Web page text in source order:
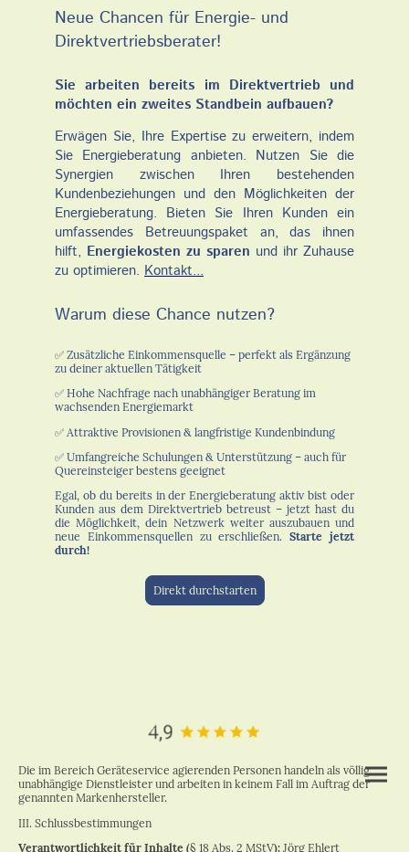
Neue Chancen für Energie- und
Direktvertriebsberater!
Sie arbeiten bereits im Direktvertrieb und
möchten ein zweites Standbein aufbauen?
Erwägen Sie, Ihre Expertise zu erweitern, indem
Sie Energieberatung anbieten. Nutzen Sie die
Synergien zwischen Ihren bestehenden
Kundenbeziehungen und den Möglichkeiten der
Energieberatung. Bieten Sie Ihren Kunden ein
umfassendes Betreuungspaket an, das ihnen
hilft, Energiekosten zu sparen und ihr Zuhause
zu optimieren. Kontakt...
Warum diese Chance nutzen?
✅ Zusätzliche Einkommensquelle – perfekt als Ergänzung
zu deiner aktuellen Tätigkeit
✅ Hohe Nachfrage nach unabhängiger Beratung im
wachsenden Energiemarkt
✅ Attraktive Provisionen & langfristige Kundenbindung
✅ Umfangreiche Schulungen & Unterstützung – auch für
Quereinsteiger bestens geeignet
Egal, ob du bereits in der Energieberatung aktiv bist oder
Kunden aus dem Direktvertrieb betreust – jetzt hast du
die Möglichkeit, dein Netzwerk weiter auszubauen und
neue Einkommensquellen zu erschließen.Starte jetzt
durch!
Direkt durchstarten
Die im Bereich Geräteservice agierenden Personen handeln als völlig
unabhängige Dienstleister und arbeiten in keinem Fall im Auftrag der
genannten Markenhersteller.
III. Schlussbestimmungen
Verantwortlichkeit für Inhalte (§ 18 Abs. 2 MStV): Jörg Ehlert